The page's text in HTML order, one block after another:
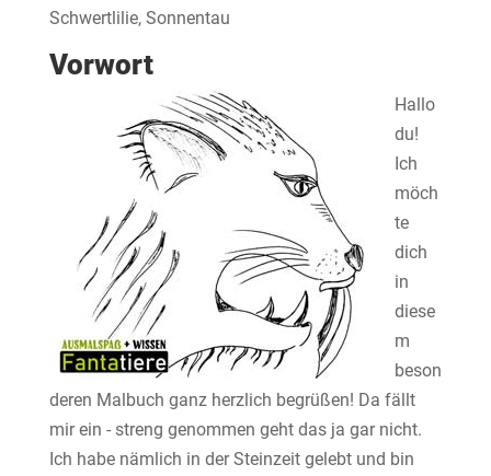
Schwertlilie, Sonnentau
Vorwort
Hallo
du!
Ich
möch
te
dich
in
diese
m
beson
deren Malbuch ganz herzlich begrüßen! Da fällt
mir ein - streng genommen geht das ja gar nicht.
Ich habe nämlich in der Steinzeit gelebt und bin